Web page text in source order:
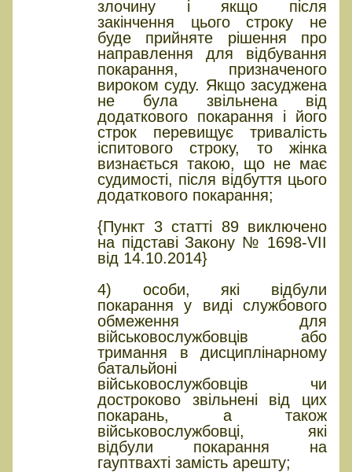
злочину і якщо після
закінчення цього строку не
буде прийняте рішення про
направлення для відбування
покарання, призначеного
вироком суду. Якщо засуджена
не була звільнена від
додаткового покарання і його
строк перевищує тривалість
іспитового строку, то жінка
визнається такою, що не має
судимості, після відбуття цього
додаткового покарання;
{Пункт 3 статті 89 виключено
на підставі Закону № 1698-VII
від 14.10.2014}
4) особи, які відбули
покарання у виді службового
обмеження для
військовослужбовців або
тримання в дисциплінарному
батальйоні
військовослужбовців чи
достроково звільнені від цих
покарань, а також
військовослужбовці, які
відбули покарання на
гауптвахті замість арешту;